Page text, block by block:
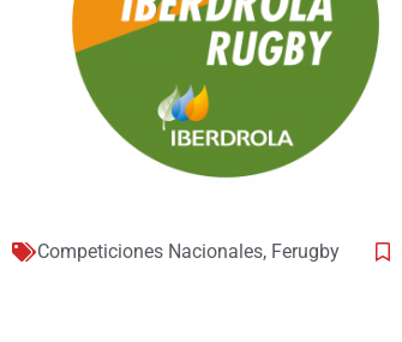
Competiciones Nacionales, Ferugby